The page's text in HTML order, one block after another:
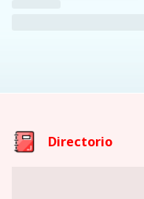
Directorio